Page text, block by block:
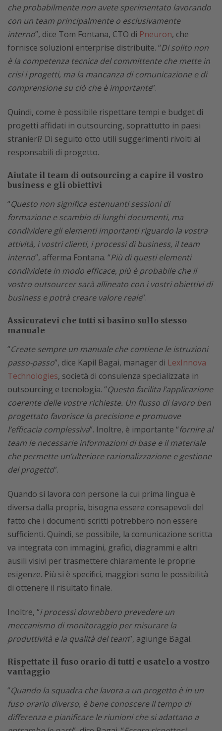
che probabilmente non avete sperimentato lavorando
con un team principalmente o esclusivamente
interno”, dice Tom Fontana, CTO di Pneuron, che
fornisce soluzioni enterprise distribuite. “Di solito non
è la competenza tecnica del committente che mette in
crisi i progetti, ma la mancanza di comunicazione e di
comprensione su ciò che è importante”.
Quindi, come è possibile rispettare tempi e budget di
progetti affidati in outsourcing, soprattutto in paesi
stranieri? Di seguito otto utili suggerimenti rivolti ai
responsabili di progetto.
Aiutate il team di outsourcing a capire il vostro
business e gli obiettivi
“Questo non significa estenuanti sessioni di
formazione e scambio di lunghi documenti, ma
condividere gli elementi importanti riguardo la vostra
attività, i vostri clienti, i processi di business, il team
interno”, afferma Fontana. “Più di questi elementi
condividete in modo efficace, più è probabile che il
vostro outsourcer sarà allineato con i vostri obiettivi di
business e potrà creare valore reale”.
Assicuratevi che tutti si basino sullo stesso
manuale
“Create sempre un manuale che contiene le istruzioni
passo-passo”, dice Kapil Bagai, manager di LexInnova
Technologies, società di consulenza specializzata in
outsourcing e tecnologia. “Questo facilita l’applicazione
coerente delle vostre richieste. Un flusso di lavoro ben
progettato favorisce la precisione e promuove
l’efficacia complessiva”. Inoltre, è importante “fornire al
team le necessarie informazioni di base e il materiale
che permette un’ulteriore razionalizzazione e gestione
del progetto”.
Quando si lavora con persone la cui prima lingua è
diversa dalla propria, bisogna essere consapevoli del
fatto che i documenti scritti potrebbero non essere
sufficienti. Quindi, se possibile, la comunicazione scritta
va integrata con immagini, grafici, diagrammi e altri
ausili visivi per trasmettere chiaramente le proprie
esigenze. Più si è specifici, maggiori sono le possibilità
di ottenere il risultato finale.
Inoltre, “i processi dovrebbero prevedere un
meccanismo di monitoraggio per misurare la
produttività e la qualità del team”, agiunge Bagai.
Rispettate il fuso orario di tutti e usatelo a vostro
vantaggio
“Quando la squadra che lavora a un progetto è in un
fuso orario diverso, è bene conoscere il tempo di
differenza e pianificare le riunioni che si adattano a